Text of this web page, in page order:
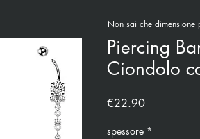
Piercing
Ciondolo
€22.90Price
spessore *
Non sai che